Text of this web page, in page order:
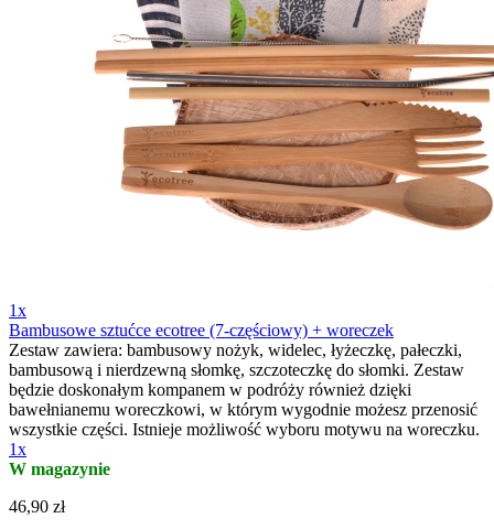
1x
Bambusowe sztućce ecotree (7-częściowy) + woreczek
Zestaw zawiera: bambusowy nożyk, widelec, łyżeczkę, pałeczki,
bambusową i nierdzewną słomkę, szczoteczkę do słomki. Zestaw
będzie doskonałym kompanem w podróży również dzięki
bawełnianemu woreczkowi, w którym wygodnie możesz przenosić
wszystkie części. Istnieje możliwość wyboru motywu na woreczku.
1x
W magazynie
46,90 zł